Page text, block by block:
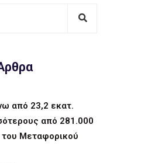
από 23,2 εκατ.
από 281.000
Μεταφορικού